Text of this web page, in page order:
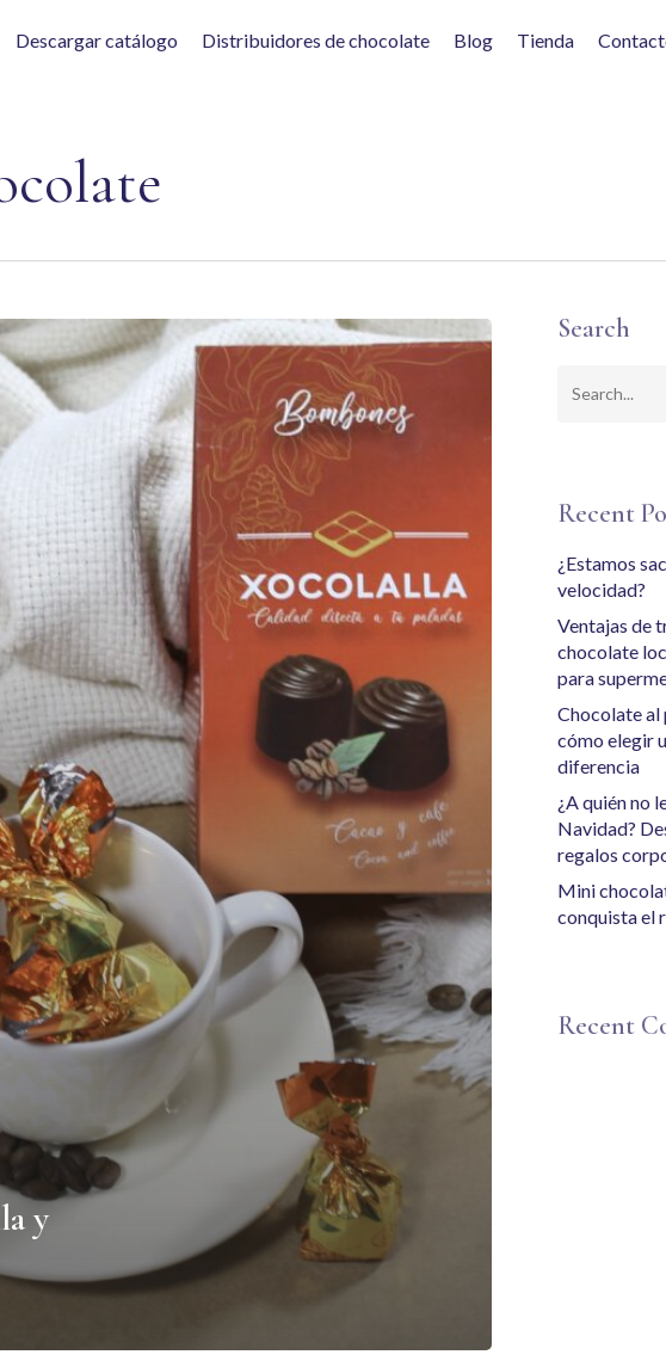
Descargar catálogo Distribuidores de chocolate Blog Tienda
y
Search
Recent
¿Estamos
velocidad?
Ventajas de
chocolate
para
Chocolate al
cómo elegir
diferencia
¿A quién no
Navidad?
regalos
Mini
conquista el
Recent